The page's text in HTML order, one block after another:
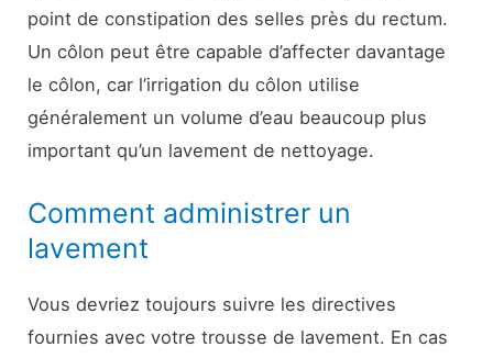
point de constipation des selles près du rectum.
Un côlon peut être capable d’affecter davantage
le côlon, car l’irrigation du côlon utilise
généralement un volume d’eau beaucoup plus
important qu’un lavement de nettoyage.
Comment administrer un
lavement
Vous devriez toujours suivre les directives
fournies avec votre trousse de lavement. En cas